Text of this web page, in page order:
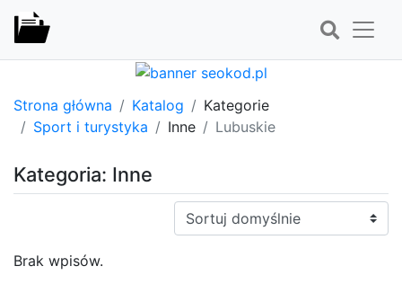
Strona główna Katalog
Kategorie
Sport i turystyka
Inne Lubuskie
Kategoria: Inne
Sortuj:
Brak wpisów.